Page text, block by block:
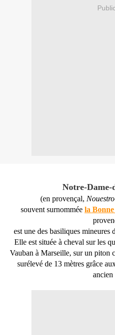
Notre-Dame-
(en provençal,
souvent surnommée la
est une des basiliques
Elle est située à cheval sur les
Vauban à Marseille, sur un piton
surélevé de 13 mètres grâce
ancien